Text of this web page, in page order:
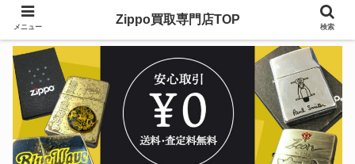
メニュー
Zippo買取専門店TOP
検索